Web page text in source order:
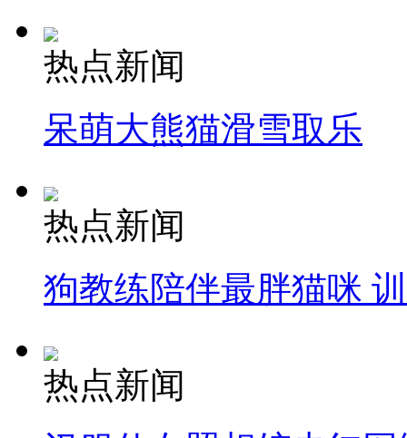
热点新闻
呆萌大熊猫滑雪取乐
热点新闻
狗教练陪伴最胖猫咪
热点新闻